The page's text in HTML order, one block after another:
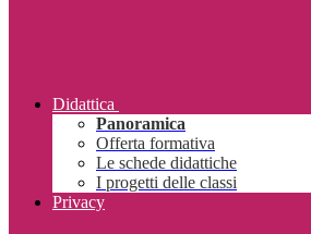
Didattica
Panoramica
Offerta formativa
Le schede didattiche
I progetti delle classi
Privacy